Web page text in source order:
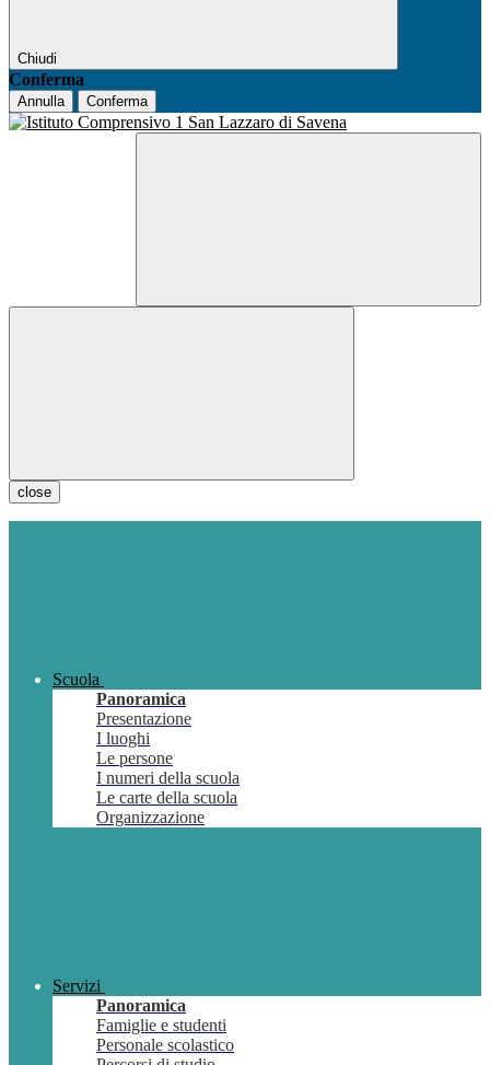
Chiudi
Conferma
Annulla Conferma
close
Scuola
Panoramica
Presentazione
I luoghi
Le persone
I numeri della scuola
Le carte della scuola
Organizzazione
Servizi
Panoramica
Famiglie e studenti
Personale scolastico